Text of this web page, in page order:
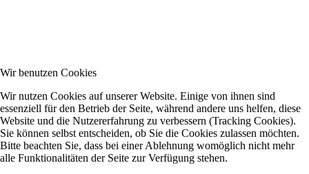
Wir benutzen Cookies
Wir nutzen Cookies auf unserer Website. Einige von ihnen sind
essenziell für den Betrieb der Seite, während andere uns helfen, diese
Website und die Nutzererfahrung zu verbessern (Tracking Cookies).
Sie können selbst entscheiden, ob Sie die Cookies zulassen möchten.
Bitte beachten Sie, dass bei einer Ablehnung womöglich nicht mehr
alle Funktionalitäten der Seite zur Verfügung stehen.